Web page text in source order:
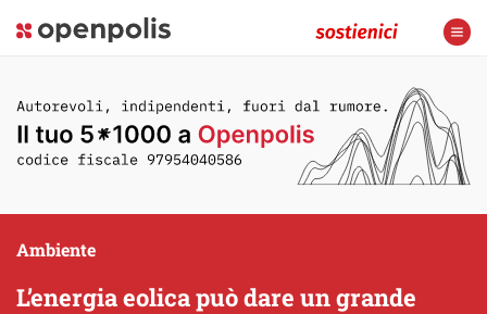
L’energia eolica può dare un grande
Ambiente